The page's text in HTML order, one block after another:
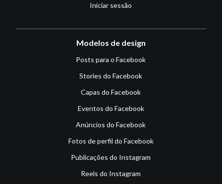
Iniciar sessão
Modelos de design
Posts para o Facebook
Stories do Facebook
Capas do Facebook
Eventos do Facebook
Anúncios do Facebook
Fotos de perfil do Facebook
Publicações do Instagram
Reels do Instagram